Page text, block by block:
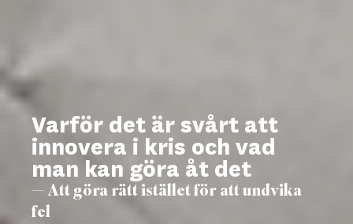
Varför det är svårt att
innovera i kris och vad
man kan göra åt det
— Att göra rätt istället för att undvika
fel